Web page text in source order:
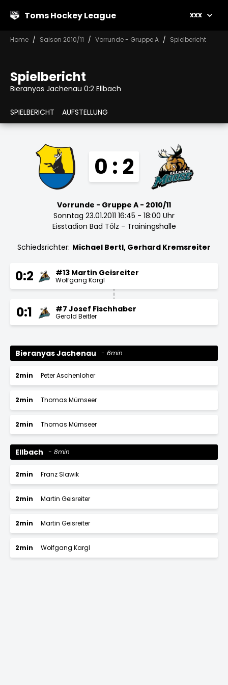
Toms Hockey League xxx
Home Saison 2010/11 Vorrunde - Gruppe A Spielbericht
Spielbericht
Bieranyas Jachenau 0:2 Ellbach
SPIELBERICHT AUFSTELLUNG
0 : 2
Vorrunde - Gruppe A - 2010/11
Sonntag 23.01.2011 16:45 - 18:00 Uhr
Eisstadion Bad Tölz - Trainingshalle
Schiedsrichter: Michael Bertl, Gerhard Kremsreiter
0:2 #13 Martin Geisreiter
Wolfgang Kargl
0:1 #7 Josef Fischhaber
Gerald Beitler
Bieranyas Jachenau 6min
2min Peter Aschenloher
2min Thomas Mürnseer
2min Thomas Mürnseer
Ellbach 8min
2min Franz Slawik
2min Martin Geisreiter
2min Martin Geisreiter
2min Wolfgang Kargl